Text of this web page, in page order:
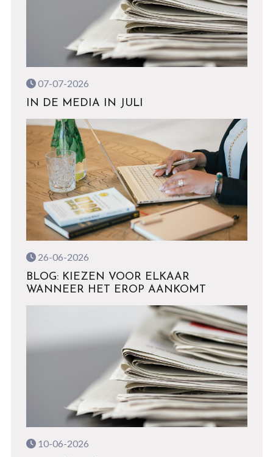
07-07-2026
IN DE MEDIA IN JULI
26-06-2026
BLOG: KIEZEN VOOR ELKAAR
WANNEER HET EROP AANKOMT
10-06-2026